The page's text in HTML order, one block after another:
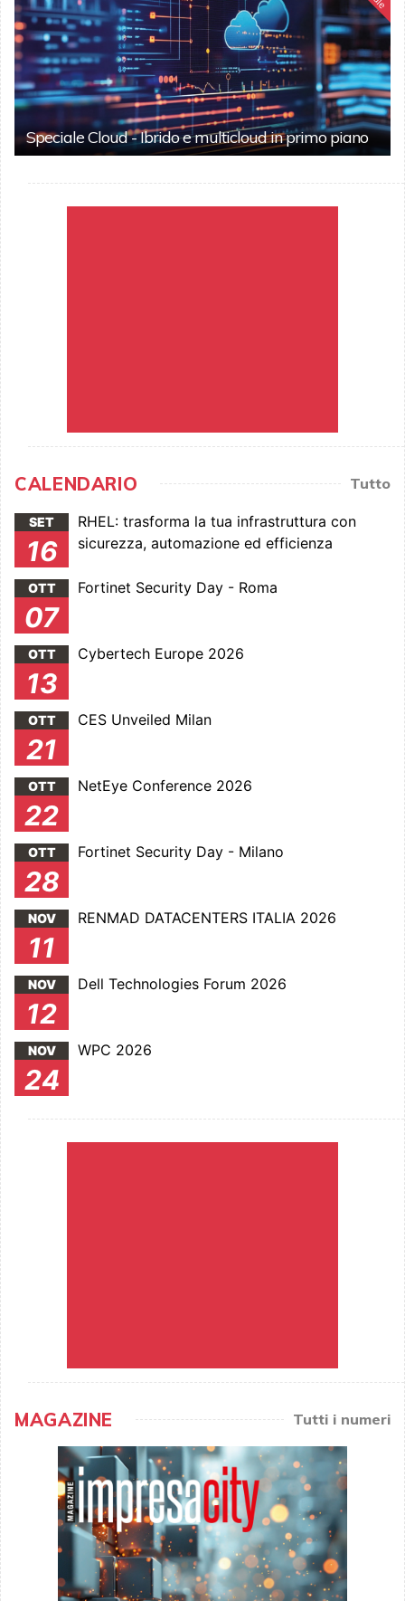
Speciale Cloud - Ibrido e multicloud in primo piano
CALENDARIO Tutto
SET
16
RHEL: trasforma la tua infrastruttura con
sicurezza, automazione ed efficienza
OTT
07
Fortinet Security Day - Roma
OTT
13
Cybertech Europe 2026
OTT
21
CES Unveiled Milan
OTT
22
NetEye Conference 2026
OTT
28
Fortinet Security Day - Milano
NOV
11
RENMAD DATACENTERS ITALIA 2026
NOV
12
Dell Technologies Forum 2026
NOV
24
WPC 2026
MAGAZINE Tutti i numeri